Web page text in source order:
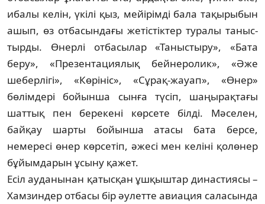
ибалы келін, үкілі қыз, мейірімді бала тақырыбын
ашып, өз от­басындағы жетістіктер туралы таныс­
тыр­ды. Өнерлі отбасылар «Таныстыру», «Ба­та
беру», «Презентациялық бейнеролик», «Әже
шеберлігі», «Көрініс», «Сұрақ-жауап», «Өнер»
бөлімдері бойынша сынға түсіп, шаңы­рақтағы
шаттық пен берекені көрсете біл­ді. Мәселен,
байқау шарты бойынша ата­сы бата берсе,
немересі өнер көрсетіп, әже­сі мен келіні қолөнер
бұйымдарын ұсы­ну қажет.
Есіл ауданынан қатысқан ұшқыштар династиясы –
Хамзиндер отбасы бір әулет­те авиация саласында